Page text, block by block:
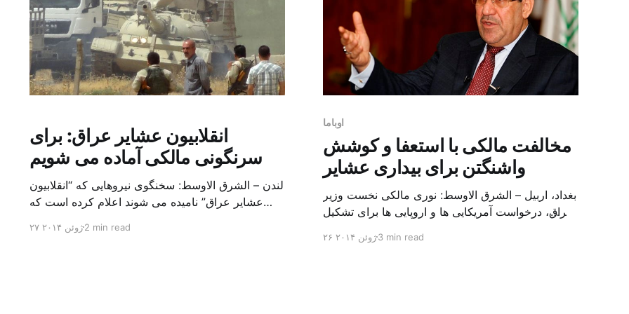
انقلابیون عشایر عراق: برای
سرنگونی مالکی آماده می شویم
لندن – الشرق الاوسط: سخنگوی نیروهایی که “انقلابیون
عشایر عراق” نامیده می شوند اعلام کرده است که
و تاکید کرد: «ما در انتظار فرمان اتاق عملیات برای
۲۷ ژوئن ۲۰۱۴2 min read
اوباما
مخالفت مالکی با استعفا و کوشش
واشنگتن برای بیداری عشایر
بغداد، اربیل – الشرق الاوسط: نوری مالکی نخست وزیر
عراق، درخواست آمریکایی ها و اروپایی ها برای تشکیل
پیامدهای امنیتی کشور رد کرد. او روز چهارشنبه( ۴ تیر)
۲۶ ژوئن ۲۰۱۴3 min read